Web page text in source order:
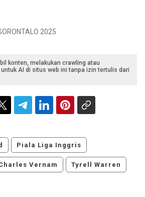
2025
konten, melakukan crawling atau
AI di situs web ini tanpa izin tertulis dari
Piala Liga Inggris
Vernam Tyrell Warren